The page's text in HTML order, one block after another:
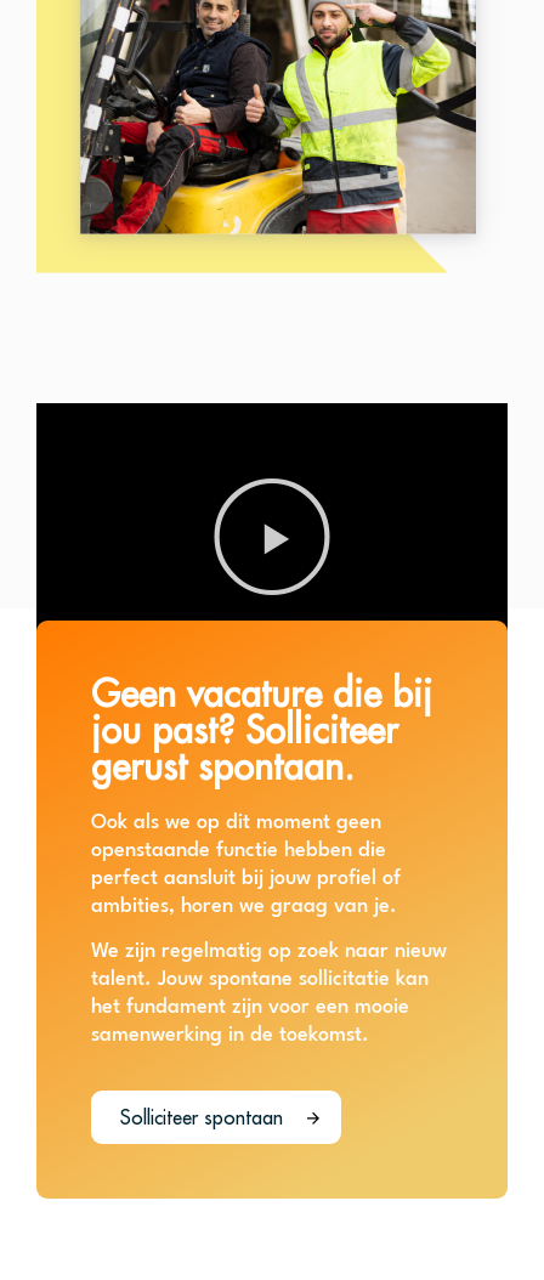
Geen vacature die bij
jou past? Solliciteer
gerust spontaan.
Ook als we op dit moment geen
openstaande functie hebben die
perfect aansluit bij jouw profiel of
ambities, horen we graag van je.
We zijn regelmatig op zoek naar nieuw
talent. Jouw spontane sollicitatie kan
het fundament zijn voor een mooie
samenwerking in de toekomst.
Solliciteer spontaan